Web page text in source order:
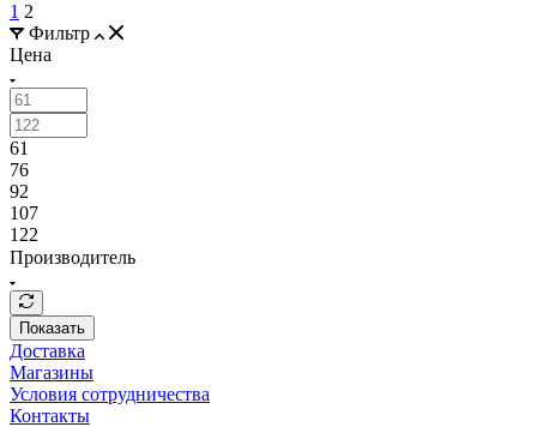
1 2
Фильтр
Цена
61
76
92
107
122
Производитель
Показать
Доставка
Магазины
Условия сотрудничества
Контакты